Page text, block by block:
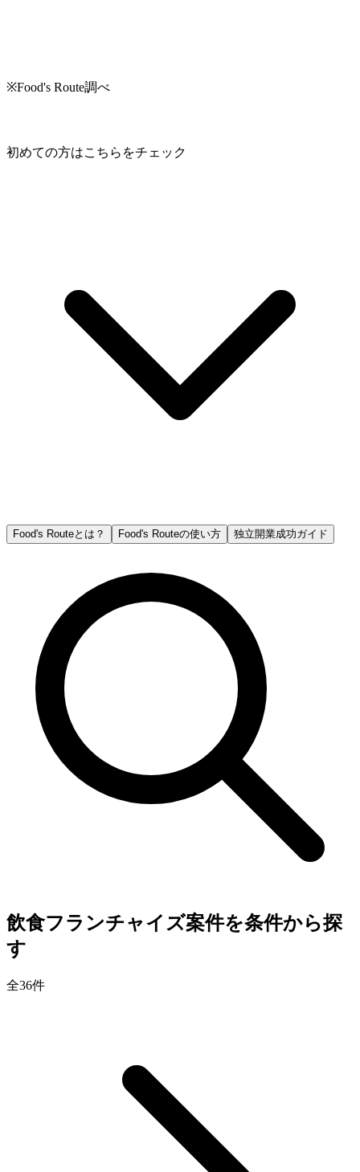
※Food's Route調べ
初めての方はこちらをチェック
Food's Routeとは？ Food's Routeの使い方 独立開業成功ガイド
飲食フランチャイズ案件を条件から探
す
全36件